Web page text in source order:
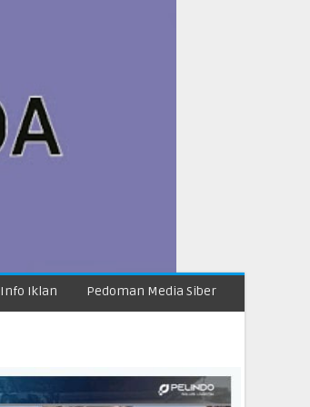
Info Iklan Pedoman Media Siber